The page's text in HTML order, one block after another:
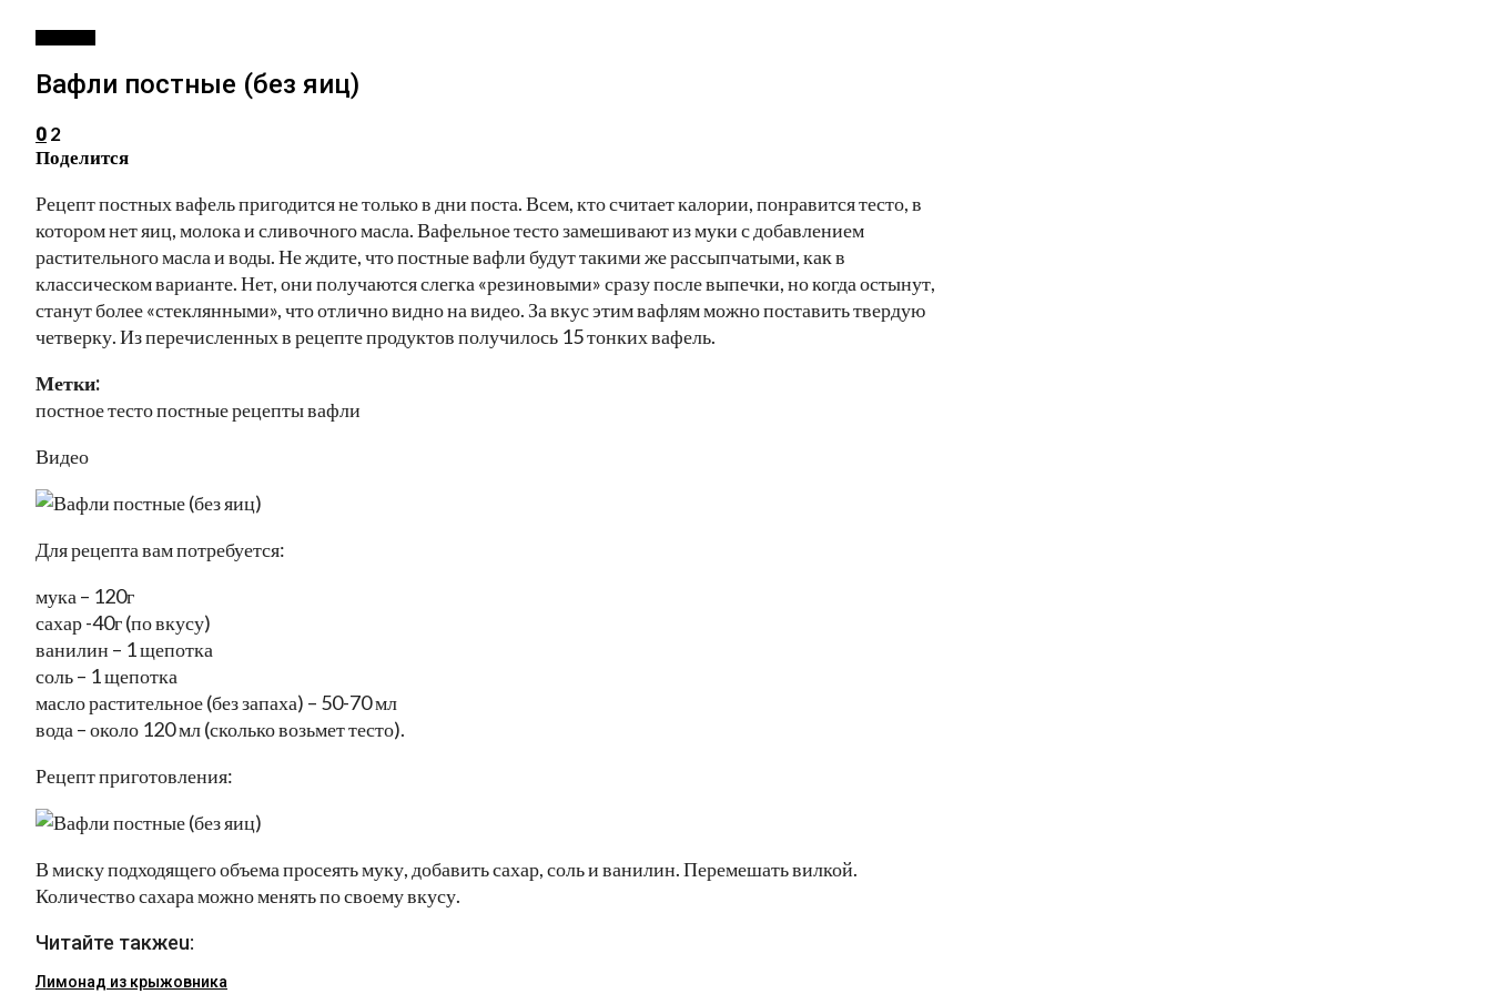
Вафли постные (без яиц)
0 2
Поделится
Рецепт постных вафель пригодится не только в дни поста. Всем, кто считает калории, понравится тесто, в
котором нет яиц, молока и сливочного масла. Вафельное тесто замешивают из муки с добавлением
растительного масла и воды. Не ждите, что постные вафли будут такими же рассыпчатыми, как в
классическом варианте. Нет, они получаются слегка «резиновыми» сразу после выпечки, но когда остынут,
станут более «стеклянными», что отлично видно на видео. За вкус этим вафлям можно поставить твердую
четверку. Из перечисленных в рецепте продуктов получилось 15 тонких вафель.
Метки:
постное тесто постные рецепты вафли
Видео
Для рецепта вам потребуется:
мука – 120г
сахар -40г (по вкусу)
ванилин – 1 щепотка
соль – 1 щепотка
масло растительное (без запаха) – 50-70 мл
вода – около 120 мл (сколько возьмет тесто).
Рецепт приготовления:
В миску подходящего объема просеять муку, добавить сахар, соль и ванилин. Перемешать вилкой.
Количество сахара можно менять по своему вкусу.
Читайте такжеu:
Лимонад из крыжовника